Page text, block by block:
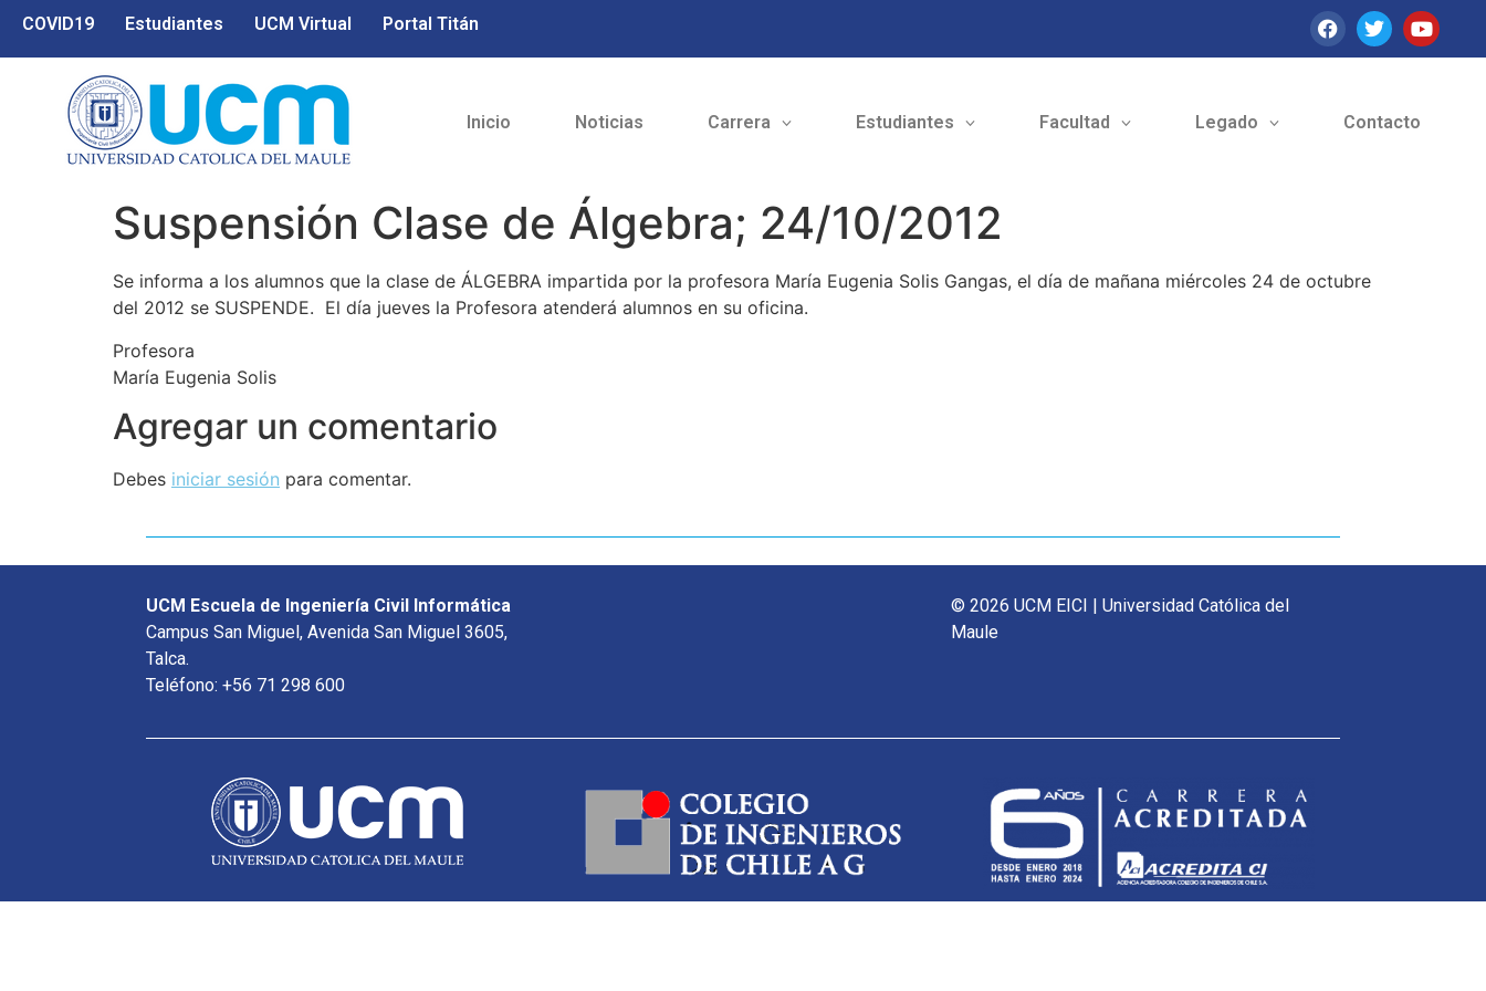
COVID19 Estudiantes UCM Virtual Portal Titán
Inicio Noticias Carrera Estudiantes Facultad Legado Contacto
Suspensión Clase de Álgebra; 24/10/2012
Se informa a los alumnos que la clase de ÁLGEBRA impartida por la profesora María Eugenia Solis Gangas, el día de mañana miércoles 24 de octubre
del 2012 se SUSPENDE. El día jueves la Profesora atenderá alumnos en su oficina.
Profesora
María Eugenia Solis
Agregar un comentario
Debes iniciar sesión para comentar.
UCM Escuela de Ingeniería Civil Informática
Campus San Miguel, Avenida San Miguel 3605,
Talca.
Teléfono: +56 71 298 600
© 2026 UCM EICI | Universidad Católica del
Maule